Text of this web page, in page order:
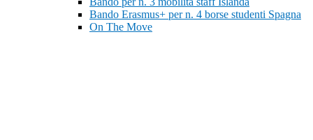
Bando Erasmus+ per n. 4 borse studenti Spagna
On The Move